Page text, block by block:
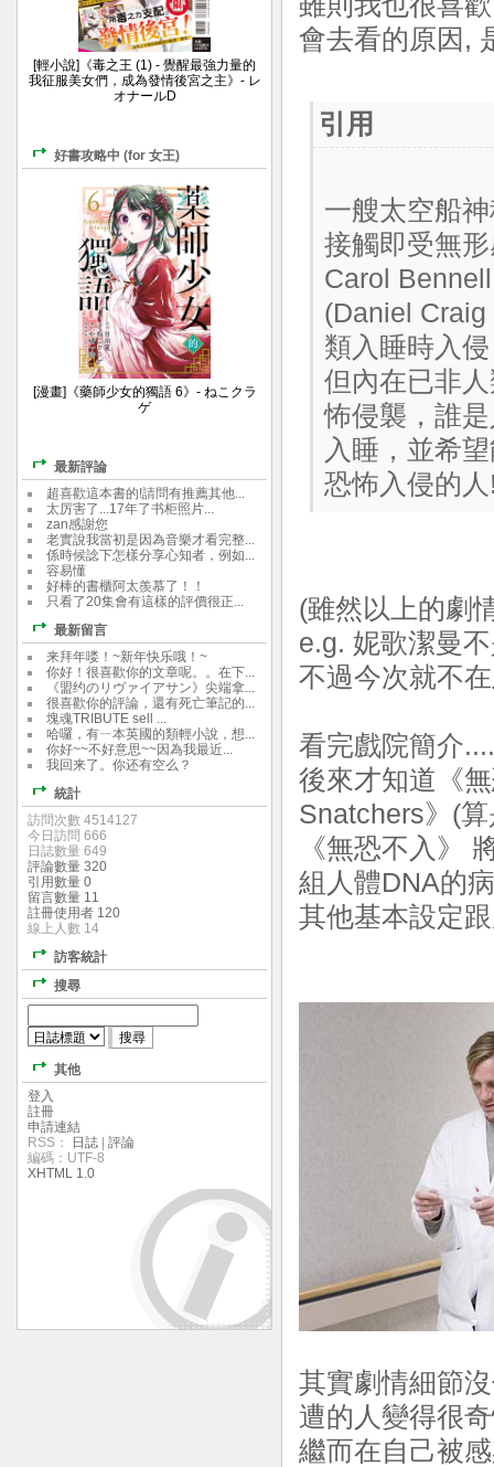
會去看的原因,
引用
一艘太空船
接觸即受無
Carol
(Daniel
類入睡時入
但內在已非
怖侵襲，誰
入睡，並希
恐怖入侵的
(雖然以上的劇
e.g. 妮歌潔曼
不過今次就不
看完戲院簡介
後來才知道《
Snatchers》(
《無恐不入》
組人體DNA的
其他基本設定
其實劇情細節
遭的人變得很
繼而在自己被
[輕小說]《毒之王 (1) - 覺醒最強力量的
我征服美女們，成為發情後宮之主》- レ
オナールD
好書攻略中 (for 女王)
[漫畫]《藥師少女的獨語 6》- ねこクラ
ゲ
最新評論
超喜歡這本書的!請問有推薦其他...
太厉害了...17年了书柜照片...
zan感謝您
老實說我當初是因為音樂才看完整...
係時候諗下怎樣分享心知者，例如...
容易懂
好棒的書櫃阿太羨慕了！！
只看了20集會有這樣的評價很正...
最新留言
来拜年喽！~新年快乐哦！~
你好！很喜歡你的文章呢。。在下...
《盟约のリヴァイアサン》尖端拿...
很喜歡你的評論，還有死亡筆記的...
塊魂TRIBUTE sell ...
哈囉，有ㄧ本英國的類輕小說，想...
你好~~不好意思~~因為我最近...
我回来了。你还有空么？
統計
訪問次數 4514127
今日訪問 666
日誌數量 649
評論數量 320
引用數量 0
留言數量 11
註冊使用者 120
線上人數 14
訪客統計
搜尋
其他
登入
註冊
申請連結
RSS：
日誌
評論
編碼：UTF-8
XHTML 1.0